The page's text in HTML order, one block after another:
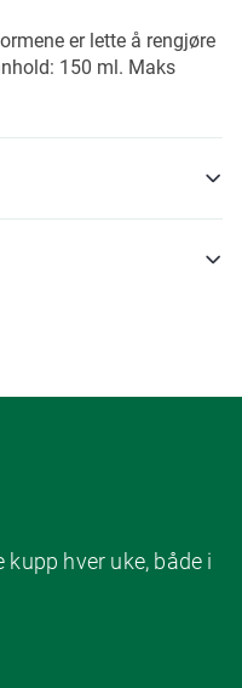
er lette å rengjøre
150 ml. Maks
hver uke, både i